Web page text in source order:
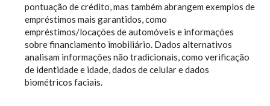
pontuação de crédito, mas também abrangem exemplos de
empréstimos mais garantidos, como
empréstimos/locações de automóveis e informações
sobre financiamento imobiliário. Dados alternativos
analisam informações não tradicionais, como verificação
de identidade e idade, dados de celular e dados
biométricos faciais.